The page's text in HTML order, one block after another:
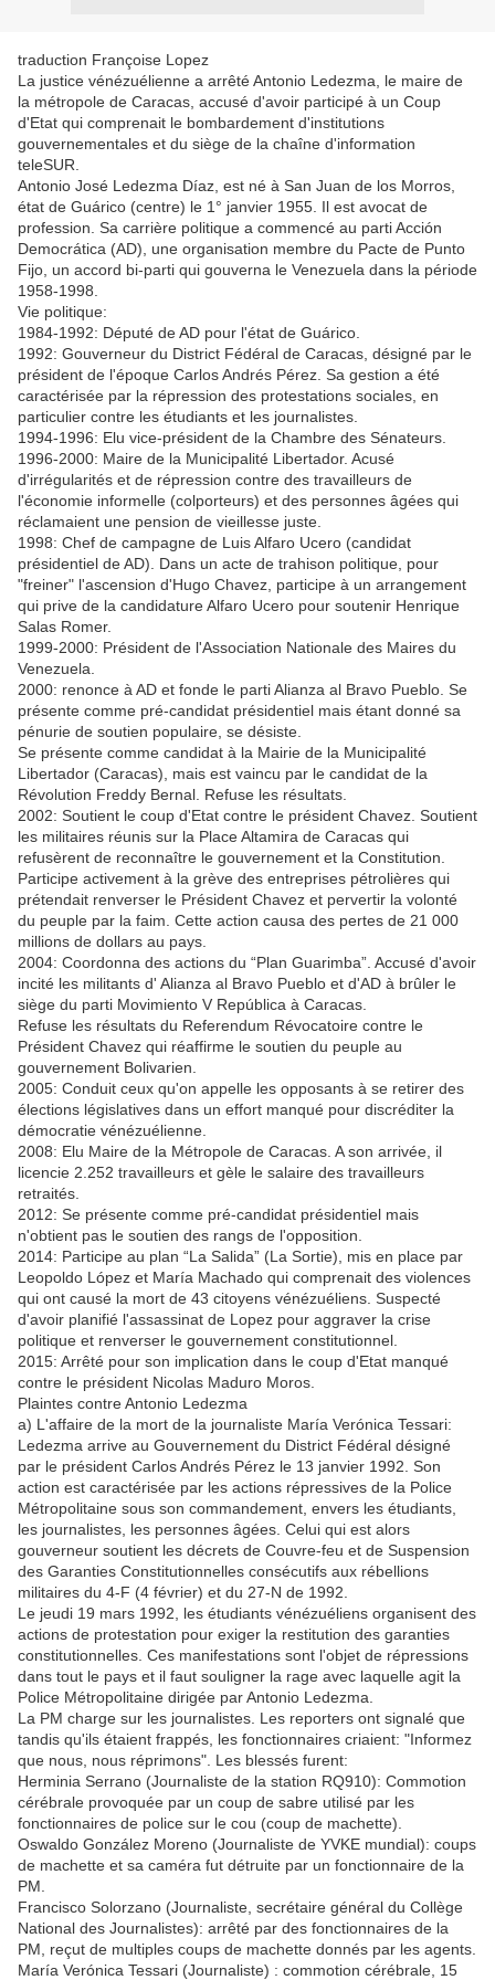
traduction Françoise Lopez
La justice vénézuélienne a arrêté Antonio Ledezma, le maire de
la métropole de Caracas, accusé d'avoir participé à un Coup
d'Etat qui comprenait le bombardement d'institutions
gouvernementales et du siège de la chaîne d'information
teleSUR.
Antonio José Ledezma Díaz, est né à San Juan de los Morros,
état de Guárico (centre) le 1° janvier 1955. Il est avocat de
profession. Sa carrière politique a commencé au parti Acción
Democrática (AD), une organisation membre du Pacte de Punto
Fijo, un accord bi-parti qui gouverna le Venezuela dans la période
1958-1998.
Vie politique:
1984-1992: Député de AD pour l'état de Guárico.
1992: Gouverneur du District Fédéral de Caracas, désigné par le
président de l'époque Carlos Andrés Pérez. Sa gestion a été
caractérisée par la répression des protestations sociales, en
particulier contre les étudiants et les journalistes.
1994-1996: Elu vice-président de la Chambre des Sénateurs.
1996-2000: Maire de la Municipalité Libertador. Acusé
d'irrégularités et de répression contre des travailleurs de
l'économie informelle (colporteurs) et des personnes âgées qui
réclamaient une pension de vieillesse juste.
1998: Chef de campagne de Luis Alfaro Ucero (candidat
présidentiel de AD). Dans un acte de trahison politique, pour
"freiner" l'ascension d'Hugo Chavez, participe à un arrangement
qui prive de la candidature Alfaro Ucero pour soutenir Henrique
Salas Romer.
1999-2000: Président de l'Association Nationale des Maires du
Venezuela.
2000: renonce à AD et fonde le parti Alianza al Bravo Pueblo. Se
présente comme pré-candidat présidentiel mais étant donné sa
pénurie de soutien populaire, se désiste.
Se présente comme candidat à la Mairie de la Municipalité
Libertador (Caracas), mais est vaincu par le candidat de la
Révolution Freddy Bernal. Refuse les résultats.
2002: Soutient le coup d'Etat contre le président Chavez. Soutient
les militaires réunis sur la Place Altamira de Caracas qui
refusèrent de reconnaître le gouvernement et la Constitution.
Participe activement à la grève des entreprises pétrolières qui
prétendait renverser le Président Chavez et pervertir la volonté
du peuple par la faim. Cette action causa des pertes de 21 000
millions de dollars au pays.
2004: Coordonna des actions du “Plan Guarimba”. Accusé d'avoir
incité les militants d' Alianza al Bravo Pueblo et d'AD à brûler le
siège du parti Movimiento V República à Caracas.
Refuse les résultats du Referendum Révocatoire contre le
Président Chavez qui réaffirme le soutien du peuple au
gouvernement Bolivarien.
2005: Conduit ceux qu'on appelle les opposants à se retirer des
élections législatives dans un effort manqué pour discréditer la
démocratie vénézuélienne.
2008: Elu Maire de la Métropole de Caracas. A son arrivée, il
licencie 2.252 travailleurs et gèle le salaire des travailleurs
retraités.
2012: Se présente comme pré-candidat présidentiel mais
n'obtient pas le soutien des rangs de l'opposition.
2014: Participe au plan “La Salida” (La Sortie), mis en place par
Leopoldo López et María Machado qui comprenait des violences
qui ont causé la mort de 43 citoyens vénézuéliens. Suspecté
d'avoir planifié l'assassinat de Lopez pour aggraver la crise
politique et renverser le gouvernement constitutionnel.
2015: Arrêté pour son implication dans le coup d'Etat manqué
contre le président Nicolas Maduro Moros.
Plaintes contre Antonio Ledezma
a) L'affaire de la mort de la journaliste María Verónica Tessari:
Ledezma arrive au Gouvernement du District Fédéral désigné
par le président Carlos Andrés Pérez le 13 janvier 1992. Son
action est caractérisée par les actions répressives de la Police
Métropolitaine sous son commandement, envers les étudiants,
les journalistes, les personnes âgées. Celui qui est alors
gouverneur soutient les décrets de Couvre-feu et de Suspension
des Garanties Constitutionnelles consécutifs aux rébellions
militaires du 4-F (4 février) et du 27-N de 1992.
Le jeudi 19 mars 1992, les étudiants vénézuéliens organisent des
actions de protestation pour exiger la restitution des garanties
constitutionnelles. Ces manifestations sont l'objet de répressions
dans tout le pays et il faut souligner la rage avec laquelle agit la
Police Métropolitaine dirigée par Antonio Ledezma.
La PM charge sur les journalistes. Les reporters ont signalé que
tandis qu'ils étaient frappés, les fonctionnaires criaient: "Informez
que nous, nous réprimons". Les blessés furent:
Herminia Serrano (Journaliste de la station RQ910): Commotion
cérébrale provoquée par un coup de sabre utilisé par les
fonctionnaires de police sur le cou (coup de machette).
Oswaldo González Moreno (Journaliste de YVKE mundial): coups
de machette et sa caméra fut détruite par un fonctionnaire de la
PM.
Francisco Solorzano (Journaliste, secrétaire général du Collège
National des Journalistes): arrêté par des fonctionnaires de la
PM, reçut de multiples coups de machette donnés par les agents.
María Verónica Tessari (Journaliste) : commotion cérébrale, 15